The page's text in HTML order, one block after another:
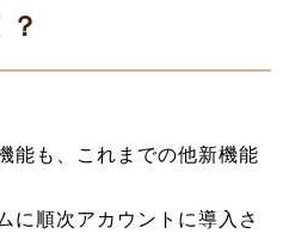
能も、これまでの他新機能
に順次アカウントに導入さ